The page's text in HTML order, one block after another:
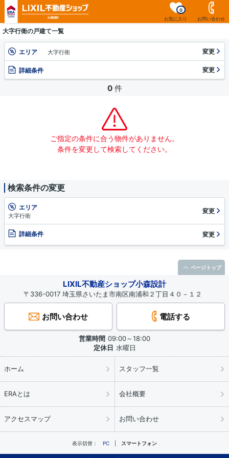
お気に入り
0
お問い合わせ
大字行衛の戸建て一覧
エリア 大字行衛 変更
詳細条件 変更
0 件
ご指定の条件に合う物件がありません。
条件を変更して検索してください。
検索条件の変更
エリア
大字行衛
変更
詳細条件 変更
LIXIL不動産ショップ小森設計
〒336-0017 埼玉県さいたま市南区南浦和２丁目４０－１２
お問い合わせ 電話する
営業時間 09:00～18:00
定休日 水曜日
ホーム スタッフ一覧
ERAとは 会社概要
アクセスマップ お問い合わせ
表示切替： PC スマートフォン
ページトップ